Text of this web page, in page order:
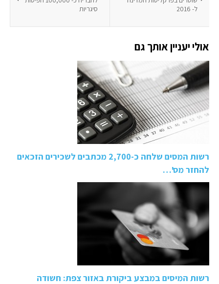
סיגריות
ל- 2016
אולי יעניין אותך גם
רשות המסים שלחה כ-2,700 מכתבים לשכירים הזכאים
להחזר מס'…
רשות המיסים במבצע ביקורת באזור צפת: חשודה